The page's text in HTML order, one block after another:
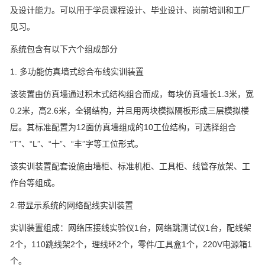
及设计能力。可以用于学员课程设计、毕业设计、岗前培训和工厂
见习。
系统包含有以下六个组成部分
1. 多功能仿真墙式综合布线实训装置
该装置由仿真墙通过积木式结构组合而成，每块仿真墙长1.3米，宽
0.2米，高2.6米，全钢结构，并且用两块模拟隔板形成三层模拟楼
层。其标准配置为12面仿真墙组成的10工位结构，可选择组合
“T”、“L”、“十”、“丰”字等工位形式。
该实训装置配套设施由墙柜、标准机柜、工具柜、线管存放架、工
作台等组成。
2.带显示系统的网络配线实训装置
实训装置组成：网络压接线实验仪1台，网络跳测试仪1台，配线架
2个，110跳线架2个，理线环2个，零件/工具盒1个，220V电源箱1
个。